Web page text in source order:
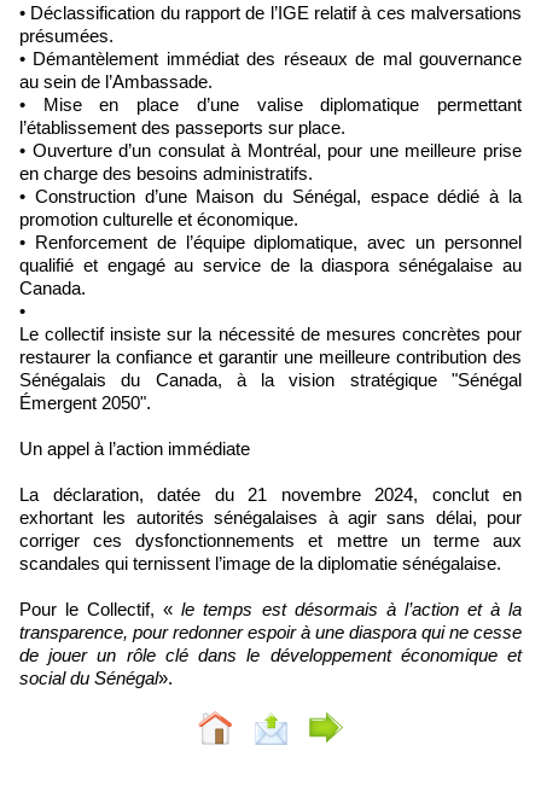
• Déclassification du rapport de l’IGE relatif à ces malversations
présumées.
• Démantèlement immédiat des réseaux de mal gouvernance
au sein de l’Ambassade.
• Mise en place d’une valise diplomatique permettant
l’établissement des passeports sur place.
• Ouverture d’un consulat à Montréal, pour une meilleure prise
en charge des besoins administratifs.
• Construction d’une Maison du Sénégal, espace dédié à la
promotion culturelle et économique.
• Renforcement de l’équipe diplomatique, avec un personnel
qualifié et engagé au service de la diaspora sénégalaise au
Canada.
•
Le collectif insiste sur la nécessité de mesures concrètes pour
restaurer la confiance et garantir une meilleure contribution des
Sénégalais du Canada, à la vision stratégique "Sénégal
Émergent 2050".
Un appel à l’action immédiate
La déclaration, datée du 21 novembre 2024, conclut en
exhortant les autorités sénégalaises à agir sans délai, pour
corriger ces dysfonctionnements et mettre un terme aux
scandales qui ternissent l’image de la diplomatie sénégalaise.
Pour le Collectif, « le temps est désormais à l’action et à la
transparence, pour redonner espoir à une diaspora qui ne cesse
de jouer un rôle clé dans le développement économique et
social du Sénégal».